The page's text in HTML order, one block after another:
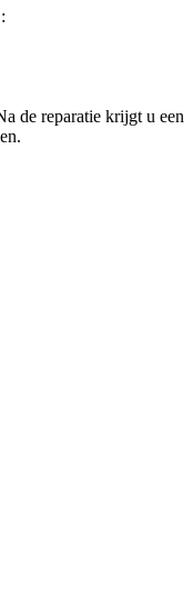
de reparatie krijgt u een